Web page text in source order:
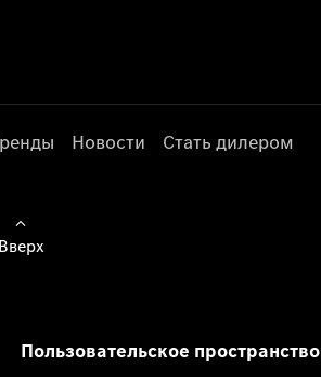
Новости Стать дилером
Вверх
Пользовательское пространство